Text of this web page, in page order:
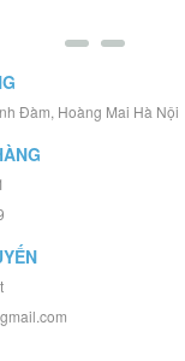
Đàm, Hoàng Mai Hà Nội